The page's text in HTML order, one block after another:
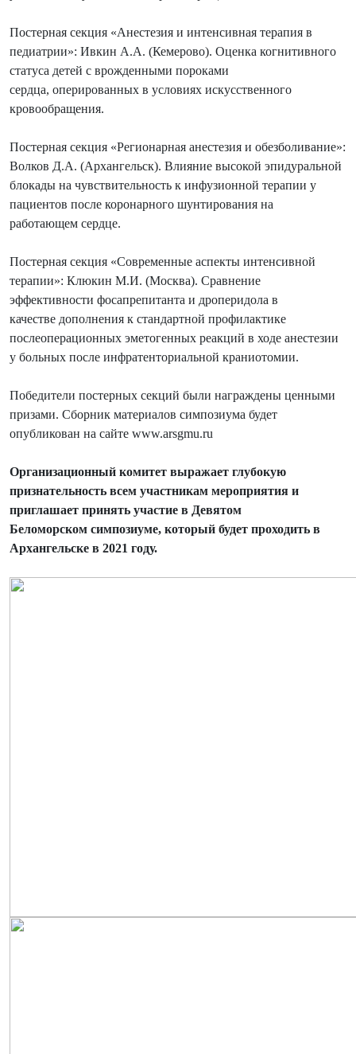
Постерная секция «Анестезия и интенсивная терапия в
педиатрии»: Ивкин А.А. (Кемерово). Оценка когнитивного
статуса детей с врожденными пороками
сердца, оперированных в условиях искусственного
кровообращения.
Постерная секция «Регионарная анестезия и обезболивание»:
Волков Д.А. (Архангельск). Влияние высокой эпидуральной
блокады на чувствительность к инфузионной терапии у
пациентов после коронарного шунтирования на
работающем сердце.
Постерная секция «Современные аспекты интенсивной
терапии»: Клюкин М.И. (Москва). Сравнение
эффективности фосапрепитанта и дроперидола в
качестве дополнения к стандартной профилактике
послеоперационных эметогенных реакций в ходе анестезии
у больных после инфратенториальной краниотомии.
Победители постерных секций были награждены ценными
призами. Сборник материалов симпозиума будет
опубликован на сайте www.arsgmu.ru
Организационный комитет выражает глубокую
признательность всем участникам мероприятия и
приглашает принять участие в Девятом
Беломорском симпозиуме, который будет проходить в
Архангельске в 2021 году.